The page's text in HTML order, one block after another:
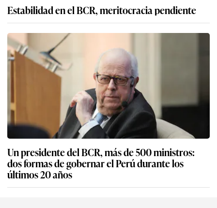
Estabilidad en el BCR, meritocracia pendiente
Un presidente del BCR, más de 500 ministros:
dos formas de gobernar el Perú durante los
últimos 20 años